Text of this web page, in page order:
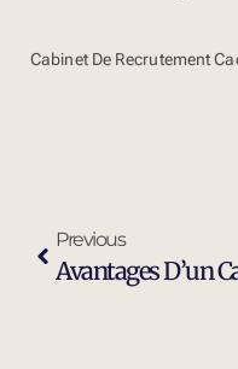
Cabinet De Recrutement
Previous